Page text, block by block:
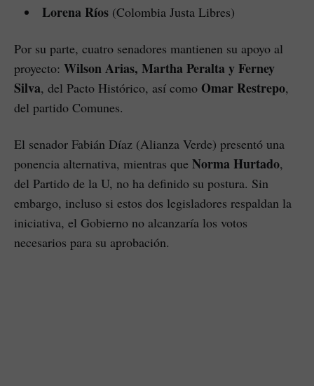
Lorena Ríos(Colombia Justa Libres)
Por su parte, cuatro senadores mantienen su apoyo al
proyecto: Wilson Arias, Martha Peralta y Ferney
Silva, del Pacto Histórico, así como Omar Restrepo,
del partido Comunes.
El senador Fabián Díaz (Alianza Verde) presentó una
ponencia alternativa, mientras que Norma Hurtado,
del Partido de la U, no ha definido su postura. Sin
embargo, incluso si estos dos legisladores respaldan la
iniciativa, el Gobierno no alcanzaría los votos
necesarios para su aprobación.